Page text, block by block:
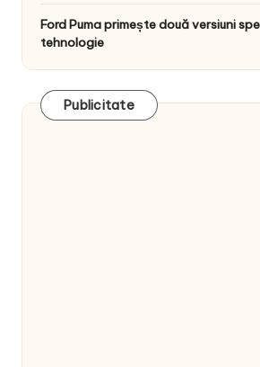
Ford Puma primește două versiuni
tehnologie
Publicitate